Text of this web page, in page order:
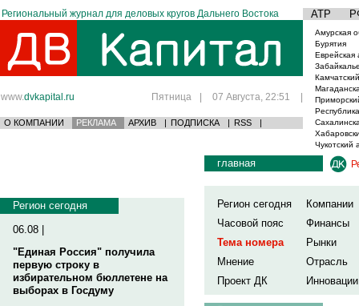
Региональный журнал для деловых кругов Дальнего Востока АТР
www.dvkapital.ru Пятница | 07 Августа, 22:51 |
О КОМПАНИИ РЕКЛАМА АРХИВ | ПОДПИСКА | RSS |
Амурская
Бурятия
Еврейская
Чукотский
Регион сегодня
06.08 |
"Единая Россия" получила
первую строку в
избирательном бюллетене на
выборах в Госдуму
главная
Регион сегодня
Компании
Часовой пояс
Финансы
Тема номера
Рынки
Мнение
Отрасль
Проект ДК
Инновации